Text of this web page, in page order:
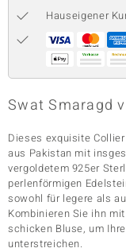
Hauseigener
Swat Smaragd
Dieses exquisite
aus Pakistan mit
vergoldetem 925er
perlenförmigen
sowohl für legere als
Kombinieren Sie ihn
schicken Bluse, um
unterstreichen.